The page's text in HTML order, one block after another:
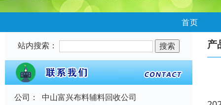
首页
站内搜索：
公司：
中山富兴布料辅料回收公司
产